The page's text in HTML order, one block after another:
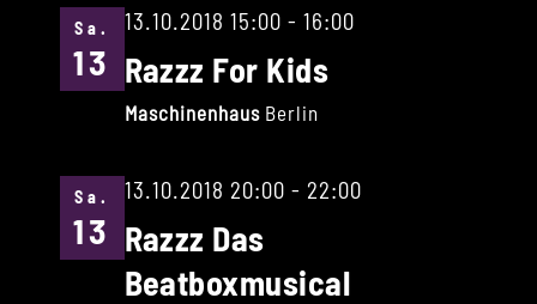
Sa.
13
13.10.2018 15:00 - 16:00
Razzz For Kids
Maschinenhaus Berlin
Sa.
13
13.10.2018 20:00 - 22:00
Razzz Das
Beatboxmusical